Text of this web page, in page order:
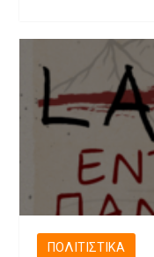
ΠΟΛΙΤΙΣΤΙΚΆ